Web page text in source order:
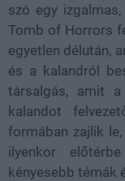
szó egy
Tomb of Horrors
egyetlen délután,
és a kalandról
társalgás, amit
kalandot
formában zajlik
ilyenkor
kényesebb témák